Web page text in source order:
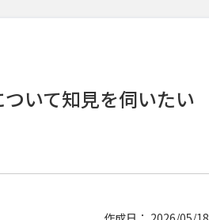
いて知見を伺いたい